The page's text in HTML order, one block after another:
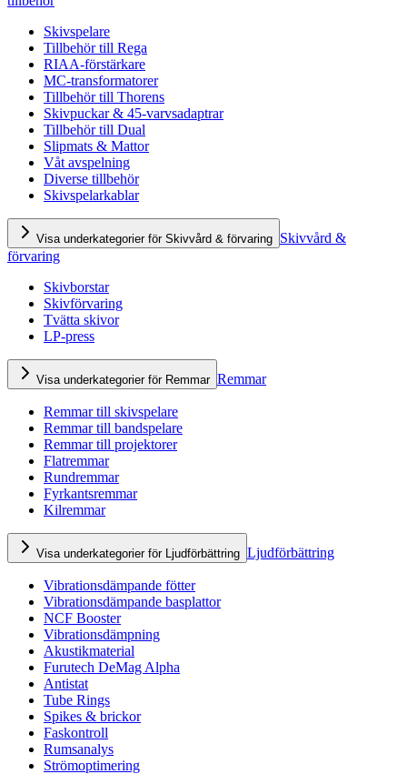
Skivspelare
Tillbehör till Rega
RIAA-förstärkare
MC-transformatorer
Tillbehör till Thorens
Skivpuckar & 45-varvsadaptrar
Tillbehör till Dual
Slipmats & Mattor
Våt avspelning
Diverse tillbehör
Skivspelarkablar
Visa underkategorier för Skivvård & förvaring Skivvård &
förvaring
Skivborstar
Skivförvaring
Tvätta skivor
LP-press
Visa underkategorier för Remmar Remmar
Remmar till skivspelare
Remmar till bandspelare
Remmar till projektorer
Flatremmar
Rundremmar
Fyrkantsremmar
Kilremmar
Visa underkategorier för Ljudförbättring Ljudförbättring
Vibrationsdämpande fötter
Vibrationsdämpande basplattor
NCF Booster
Vibrationsdämpning
Akustikmaterial
Furutech DeMag Alpha
Antistat
Tube Rings
Spikes & brickor
Faskontroll
Rumsanalys
Strömoptimering